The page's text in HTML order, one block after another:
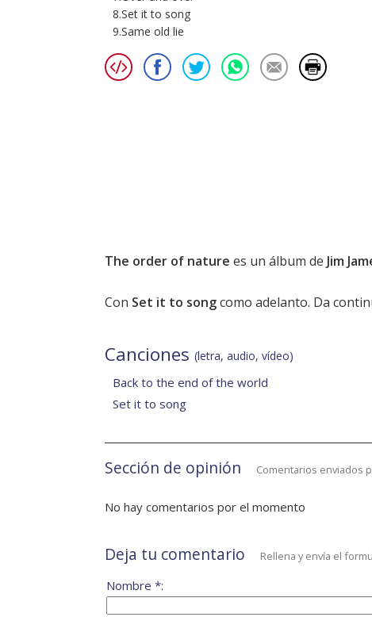
8.Set it to song
9.Same old lie
The order of nature es un álbum de Jim
Con Set it to songcomo adelanto. Da
Canciones (letra, audio, vídeo)
Back to the end of the world
Set it to song
Sección de opinión Comentarios enviados
No hay comentarios por el momento
Deja tu comentario Rellena y envía el
Nombre *: